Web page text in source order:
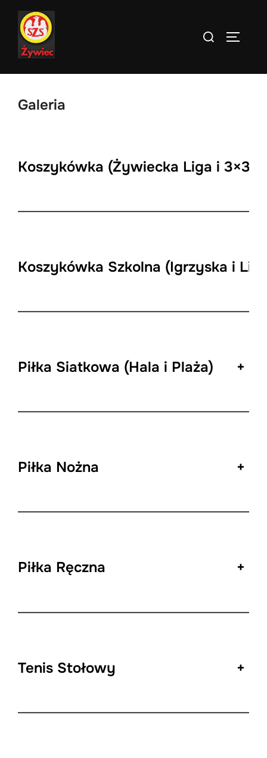
content
Search
Galeria
Koszykówka (Żywiecka Liga i 3×3)
Koszykówka Szkolna (Igrzyska i
Piłka Siatkowa (Hala i Plaża) +
Piłka Nożna +
Piłka Ręczna +
Tenis Stołowy +